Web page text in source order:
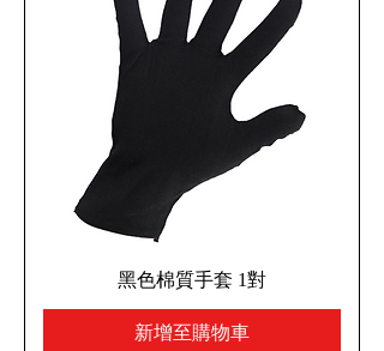
黑色棉質手套 1對
新增至購物車